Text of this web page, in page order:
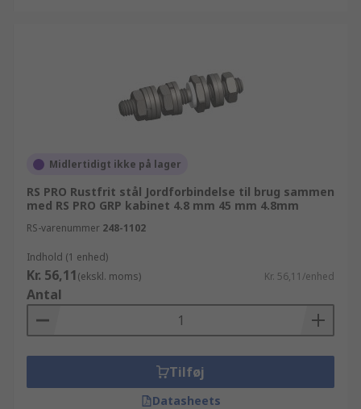
Midlertidigt ikke på lager
RS PRO Rustfrit stål Jordforbindelse til brug sammen
med RS PRO GRP kabinet 4.8 mm 45 mm 4.8mm
RS-varenummer 248-1102
Indhold (1 enhed)
Kr. 56,11(ekskl. moms) Kr. 56,11/enhed
Antal
Tilføj
Datasheets